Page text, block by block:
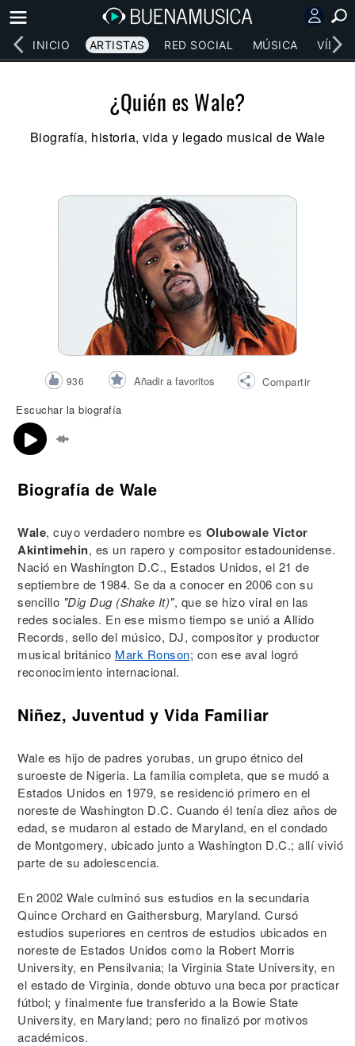
INICIO ARTISTAS RED SOCIAL MÚSICA
¿Quién es Wale?
Biografía, historia, vida y legado musical de Wale
936 Añadir a favoritos
Compartir
Escuchar la biografía
Biografía de Wale
Wale, cuyo verdadero nombre es Olubowale Victor
Akintimehin, es un rapero y compositor estadounidense.
Nació en Washington D.C., Estados Unidos, el 21 de
septiembre de 1984. Se da a conocer en 2006 con su
sencillo "Dig Dug (Shake It)", que se hizo viral en las
redes sociales. En ese mismo tiempo se unió a Allido
Records, sello del músico, DJ, compositor y productor
musical británico Mark Ronson; con ese aval logró
reconocimiento internacional.
Niñez, Juventud y Vida Familiar
Wale es hijo de padres yorubas, un grupo étnico del
suroeste de Nigeria. La familia completa, que se mudó a
Estados Unidos en 1979, se residenció primero en el
noreste de Washington D.C. Cuando él tenía diez años de
edad, se mudaron al estado de Maryland, en el condado
de Montgomery, ubicado junto a Washington D.C.; allí vivió
parte de su adolescencia.
En 2002 Wale culminó sus estudios en la secundaria
Quince Orchard en Gaithersburg, Maryland. Cursó
estudios superiores en centros de estudios ubicados en
noreste de Estados Unidos como la Robert Morris
University, en Pensilvania; la Virginia State University, en
el estado de Virginia, donde obtuvo una beca por practicar
fútbol; y finalmente fue transferido a la Bowie State
University, en Maryland; pero no finalizó por motivos
académicos.